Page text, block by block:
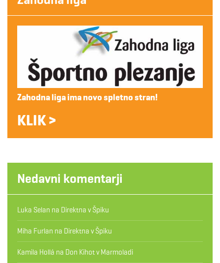
Zahodna liga ima novo spletno stran!
KLIK >
Nedavni komentarji
Luka Selan na Direktna v Špiku
Miha Furlan na Direktna v Špiku
Kamila Hollá na Don Kihot v Marmoladi